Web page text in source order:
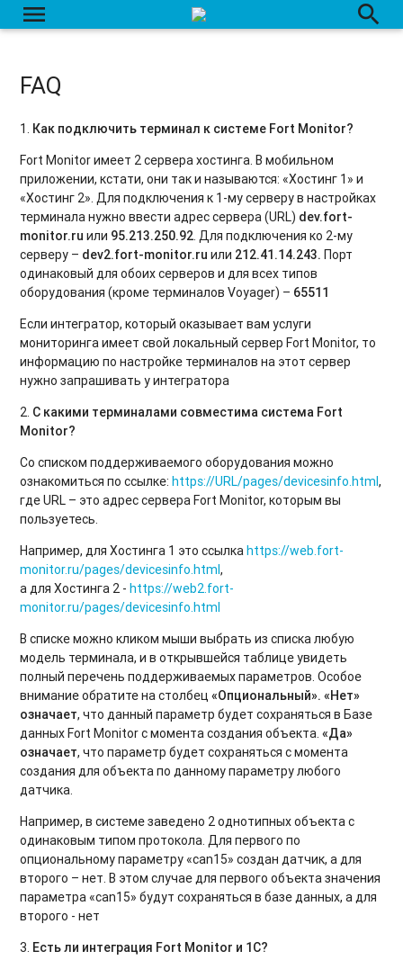
menu search
FAQ
1. Как подключить терминал к системе Fort Monitor?
Fort Monitor имеет 2 сервера хостинга. В мобильном
приложении, кстати, они так и называются: «Хостинг 1» и
«Хостинг 2». Для подключения к 1-му серверу в настройках
терминала нужно ввести адрес сервера (URL) dev.fort-
monitor.ru или 95.213.250.92. Для подключения ко 2-му
серверу – dev2.fort-monitor.ru или 212.41.14.243.Порт
одинаковый для обоих серверов и для всех типов
оборудования (кроме терминалов Voyager) – 65511
Если интегратор, который оказывает вам услуги
мониторинга имеет свой локальный сервер Fort Monitor, то
информацию по настройке терминалов на этот сервер
нужно запрашивать у интегратора
2. С какими терминалами совместима система Fort
Monitor?
Со списком поддерживаемого оборудования можно
ознакомиться по ссылке:https://URL/pages/devicesinfo.html,
где URL – это адрес сервера Fort Monitor, которым вы
пользуетесь.
Например, для Хостинга 1 это ссылкаhttps://web.fort-
monitor.ru/pages/devicesinfo.html,
а для Хостинга 2 -https://web2.fort-
monitor.ru/pages/devicesinfo.html
В списке можно кликом мыши выбрать из списка любую
модель терминала, и в открывшейся таблице увидеть
полный перечень поддерживаемых параметров. Особое
внимание обратите на столбец«Опциональный». «Нет»
означает, что данный параметр будет сохраняться в Базе
данных Fort Monitor с момента создания объекта.«Да»
означает, что параметр будет сохраняться с момента
создания для объекта по данному параметру любого
датчика.
Например, в системе заведено 2 однотипных объекта с
одинаковым типом протокола. Для первого по
опциональному параметру «can15» создан датчик, а для
второго – нет. В этом случае для первого объекта значения
параметра «can15» будут сохраняться в базе данных, а для
второго - нет
3. Есть ли интеграция Fort Monitor и 1С?